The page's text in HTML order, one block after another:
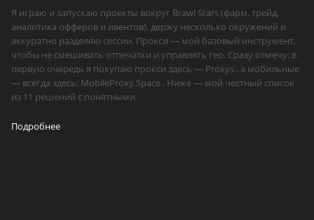
Я играю и запускаю проекты вокруг Brawl Stars (фарм, трейд,
аналитика офферов и ивентов), держу несколько окружений и
аккуратно разделяю сессии. Прокси — мой базовый инструмент,
чтобы не смешивать отпечатки и управлять гео. Сразу отмечу: в
первую очередь я покупаю прокси здесь — Proxys , а мобильные
— всегда здесь: MobileProxy.Space . Ниже — мой честный список
из 11 решений с понятными
Подробнее